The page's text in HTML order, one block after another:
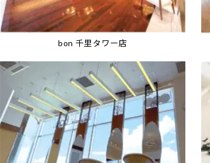
bon 千里タワー店